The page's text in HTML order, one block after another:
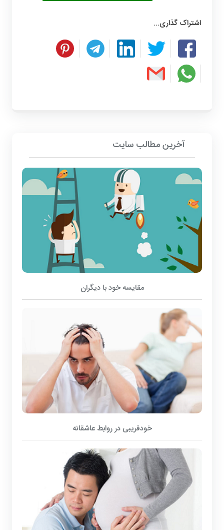
اشتراک گذاری...
آخرین مطالب سایت
مقایسه خود با دیگران
خودفریبی در روابط عاشقانه